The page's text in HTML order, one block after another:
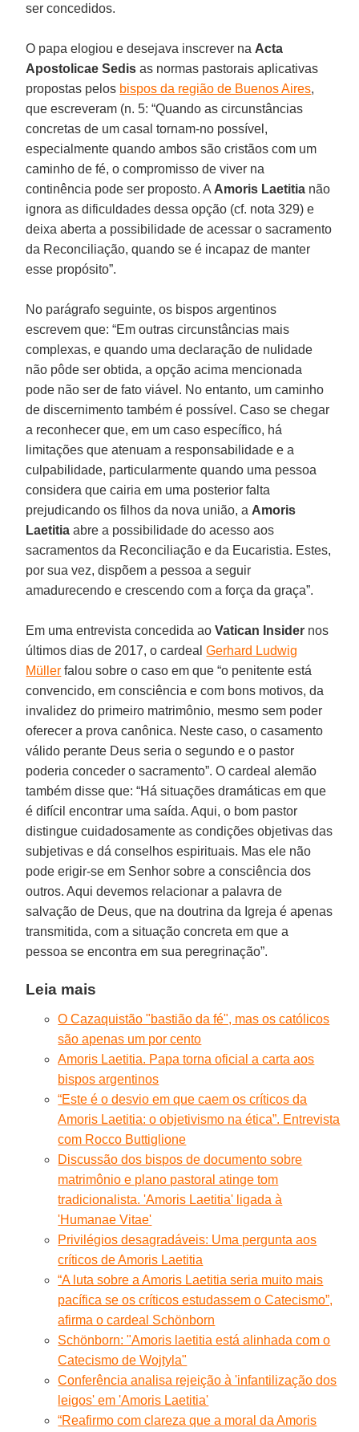
ser concedidos.
O papa elogiou e desejava inscrever na Acta
Apostolicae Sedis as normas pastorais aplicativas
propostas pelos bispos da região de Buenos Aires,
que escreveram (n. 5: “Quando as circunstâncias
concretas de um casal tornam-no possível,
especialmente quando ambos são cristãos com um
caminho de fé, o compromisso de viver na
continência pode ser proposto. A Amoris Laetitia não
ignora as dificuldades dessa opção (cf. nota 329) e
deixa aberta a possibilidade de acessar o sacramento
da Reconciliação, quando se é incapaz de manter
esse propósito”.
No parágrafo seguinte, os bispos argentinos
escrevem que: “Em outras circunstâncias mais
complexas, e quando uma declaração de nulidade
não pôde ser obtida, a opção acima mencionada
pode não ser de fato viável. No entanto, um caminho
de discernimento também é possível. Caso se chegar
a reconhecer que, em um caso específico, há
limitações que atenuam a responsabilidade e a
culpabilidade, particularmente quando uma pessoa
considera que cairia em uma posterior falta
prejudicando os filhos da nova união, a Amoris
Laetitia abre a possibilidade do acesso aos
sacramentos da Reconciliação e da Eucaristia. Estes,
por sua vez, dispõem a pessoa a seguir
amadurecendo e crescendo com a força da graça”.
Em uma entrevista concedida aoVatican Insider nos
últimos dias de 2017, o cardealGerhard Ludwig
Müller falou sobre o caso em que “o penitente está
convencido, em consciência e com bons motivos, da
invalidez do primeiro matrimônio, mesmo sem poder
oferecer a prova canônica. Neste caso, o casamento
válido perante Deus seria o segundo e o pastor
poderia conceder o sacramento”. O cardeal alemão
também disse que: “Há situações dramáticas em que
é difícil encontrar uma saída. Aqui, o bom pastor
distingue cuidadosamente as condições objetivas das
subjetivas e dá conselhos espirituais. Mas ele não
pode erigir-se em Senhor sobre a consciência dos
outros. Aqui devemos relacionar a palavra de
salvação de Deus, que na doutrina da Igreja é apenas
transmitida, com a situação concreta em que a
pessoa se encontra em sua peregrinação”.
Leia mais
O Cazaquistão "bastião da fé", mas os católicos
são apenas um por cento
Amoris Laetitia. Papa torna oficial a carta aos
bispos argentinos
“Este é o desvio em que caem os críticos da
Amoris Laetitia: o objetivismo na ética”. Entrevista
com Rocco Buttiglione
Discussão dos bispos de documento sobre
matrimônio e plano pastoral atinge tom
tradicionalista. 'Amoris Laetitia' ligada à
'Humanae Vitae'
Privilégios desagradáveis: Uma pergunta aos
críticos de Amoris Laetitia
“A luta sobre a Amoris Laetitia seria muito mais
pacífica se os críticos estudassem o Catecismo”,
afirma o cardeal Schönborn
Schönborn: "Amoris laetitia está alinhada com o
Catecismo de Wojtyla"
Conferência analisa rejeição à 'infantilização dos
leigos' em 'Amoris Laetitia'
“Reafirmo com clareza que a moral da Amoris